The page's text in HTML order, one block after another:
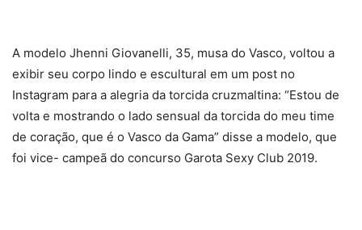
A modelo Jhenni Giovanelli, 35, musa do Vasco, voltou a
exibir seu corpo lindo e escultural em um post no
Instagram para a alegria da torcida cruzmaltina: “Estou de
volta e mostrando o lado sensual da torcida do meu time
de coração, que é o Vasco da Gama” disse a modelo, que
foi vice- campeã do concurso Garota Sexy Club 2019.